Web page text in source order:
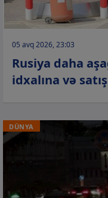
05 avq 2026, 23:03
Rusiya daha
idxalına və
DÜNYA